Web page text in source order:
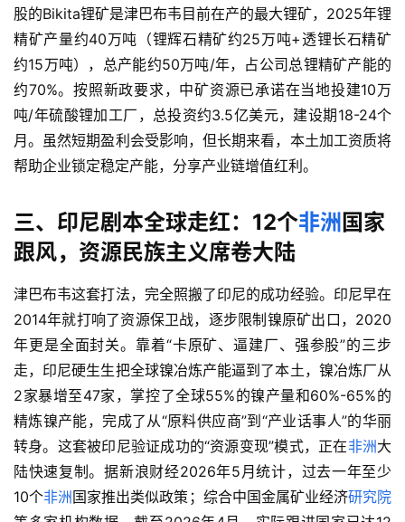
股的Bikita锂矿是津巴布韦目前在产的最大锂矿，2025年锂
精矿产量约40万吨（锂辉石精矿约25万吨+透锂长石精矿
约15万吨），总产能约50万吨/年，占公司总锂精矿产能的
约70%。按照新政要求，中矿资源已承诺在当地投建10万
吨/年硫酸锂加工厂，总投资约3.5亿美元，建设期18-24个
月。虽然短期盈利会受影响，但长期来看，本土加工资质将
帮助企业锁定稳定产能，分享产业链增值红利。
三、印尼剧本全球走红：12个非洲 国家
跟风，资源民族主义席卷大陆
津巴布韦这套打法，完全照搬了印尼的成功经验。印尼早在
2014年就打响了资源保卫战，逐步限制镍原矿出口，2020
年更是全面封关。靠着“卡原矿、逼建厂、强参股”的三步
走，印尼硬生生把全球镍冶炼产能逼到了本土，镍冶炼厂从
2家暴增至47家，掌控了全球55%的镍产量和60%-65%的
精炼镍产能，完成了从“原料供应商”到“产业话事人”的华丽
转身。这套被印尼验证成功的“资源变现”模式，正在非洲大
陆快速复制。据新浪财经2026年5月统计，过去一年至少
10个非洲国家推出类似政策；综合中国金属矿业经济研究院